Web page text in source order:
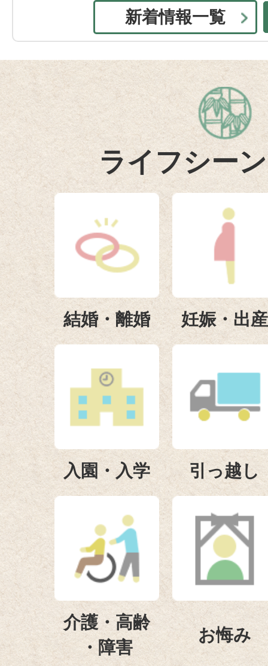
プレスリリースを更新しました
2026年08月05日
令和8年度地域交流センターだ
2026年08月04日
市営住宅入居者募集について
2026年08月04日
広報たけはら令和8年8月号を
2026年08月04日
たけはら海の駅一部施設の利用
2026年08月04日
竹原市職員採用試験（第1次試
て
2026年08月03日
竹原市初期救急医療
2026年08月02日
きみの「やってみたい！」を
こども未来創造大学【参加者募
2026年08月02日
ひろしまフードフェスティバ
2026年07月31日
食育だより（塩分のとり過ぎ
した
2026年07月31日
新着情報一覧
ライフシー
結婚・離婚 妊娠・出産
入園・入学 引っ越し
介護・高齢
・障害
お悔み